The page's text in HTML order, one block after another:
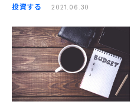
投資する 2021.06.30